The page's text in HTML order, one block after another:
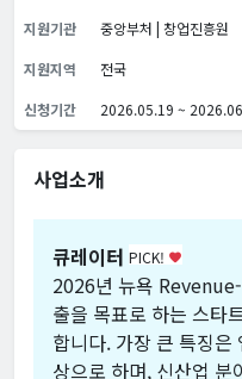
지원기관
중앙부처 | 창업진흥원
지원지역
전국
신청기간
2026.05.19 ~
사업소개
큐레이터 PICK! favorite
2026년 뉴욕
출을 목표로 하는 스타
합니다. 가장 큰 특징은
상으로 하며, 신산업 분